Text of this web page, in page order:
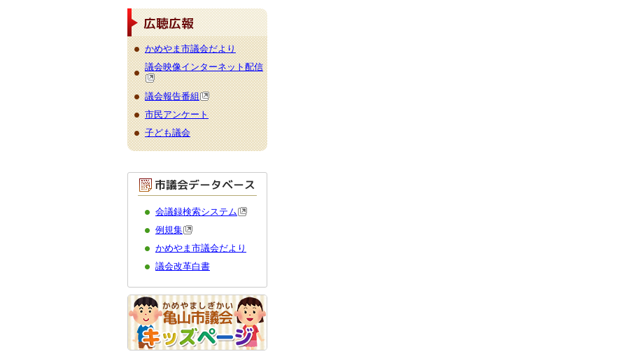
かめやま市議会だより
議会映像インターネット配信
議会報告番組
市民アンケート
子ども議会
会議録検索システム
例規集
かめやま市議会だより
議会改革白書